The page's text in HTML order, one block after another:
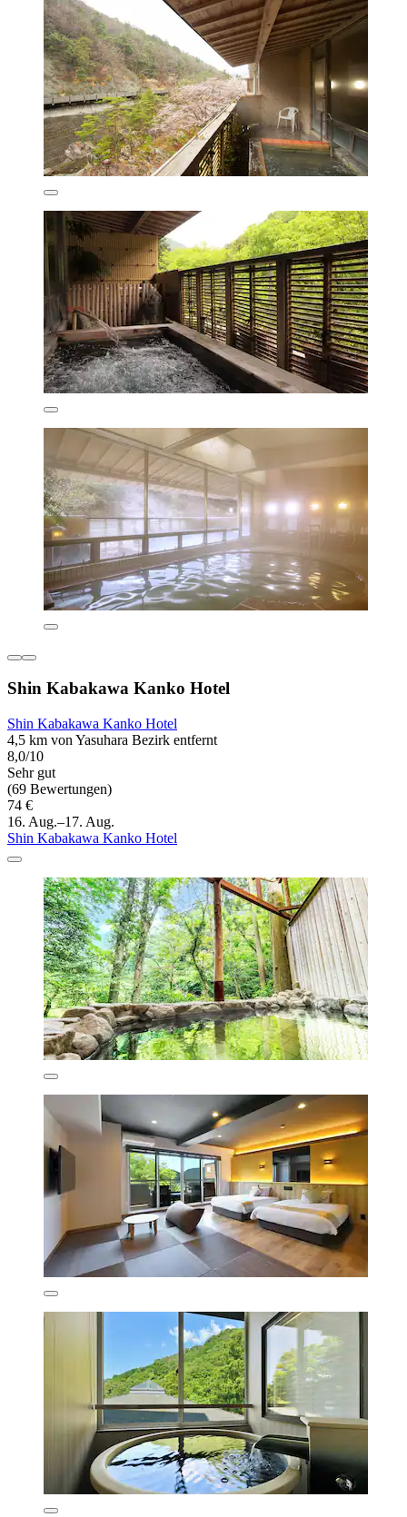
Shin Kabakawa Kanko Hotel
Shin Kabakawa Kanko Hotel
4,5 km von Yasuhara Bezirk entfernt
8,0/10
Sehr gut
(69 Bewertungen)
74 €
16. Aug.–17. Aug.
Shin Kabakawa Kanko Hotel